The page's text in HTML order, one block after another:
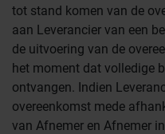
tot stand komen van de
aan Leverancier van een
de uitvoering van de
het moment dat volledige
ontvangen. Indien
overeenkomst mede
van Afnemer en Afnemer